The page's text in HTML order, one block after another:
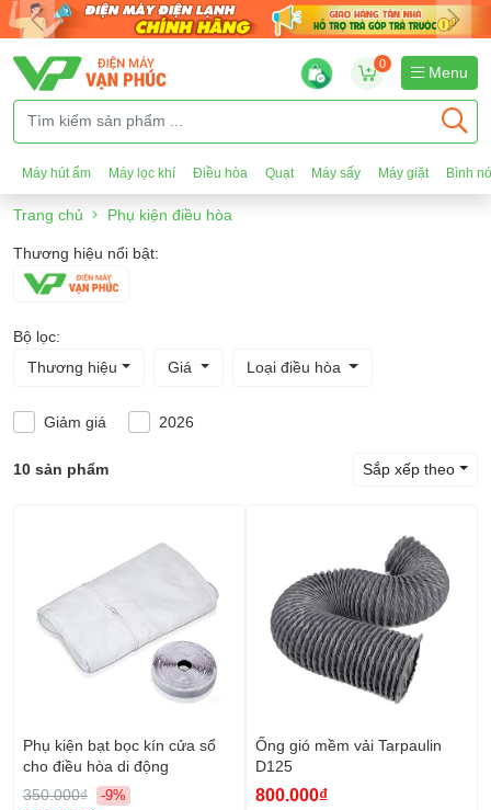
0
Menu
Máy hút ẩm Máy lọc khí Điều hòa Quạt Máy sấy Máy giặt Bình
Trang chủ Phụ kiện điều hòa
Thương hiệu nổi bật:
Bộ lọc:
Thương hiệu
Giá Loại điều hòa
Giảm giá 2026
10 sản phẩm Sắp xếp theo
Phụ kiện bạt bọc kín cửa sổ
cho điều hòa di động
350.000₫
-9%
Ống gió mềm vải Tarpaulin
D125
800.000₫